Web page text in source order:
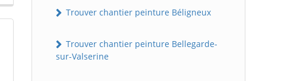
Trouver chantier peinture Béligneux
Trouver chantier peinture Bellegarde-
sur-Valserine